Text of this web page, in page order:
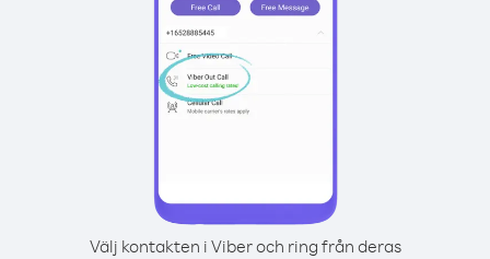
Välj kontakten i Viber och ring från deras